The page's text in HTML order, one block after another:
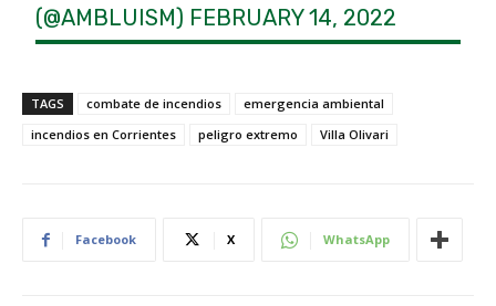
(@AMBLUISM) FEBRUARY 14, 2022
TAGS combate de incendios
emergencia ambiental
incendios en Corrientes
peligro extremo Villa Olivari
Facebook X WhatsApp